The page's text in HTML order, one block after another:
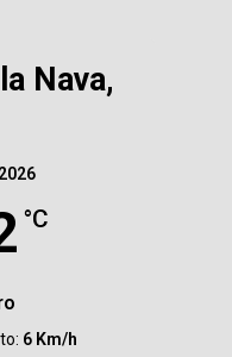
Nava,
°C
6 Km/h